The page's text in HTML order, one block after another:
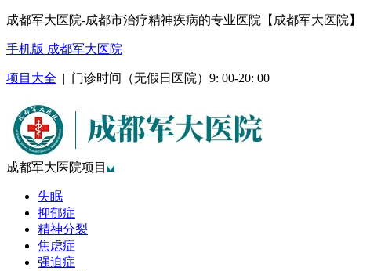
成都军大医院-成都市治疗精神疾病的专业医院【成都军大医院】
手机版 成都军大医院
项目大全 | 门诊时间（无假日医院）9: 00-20: 00
成都军大医院项目
失眠
抑郁症
精神分裂
焦虑症
强迫症